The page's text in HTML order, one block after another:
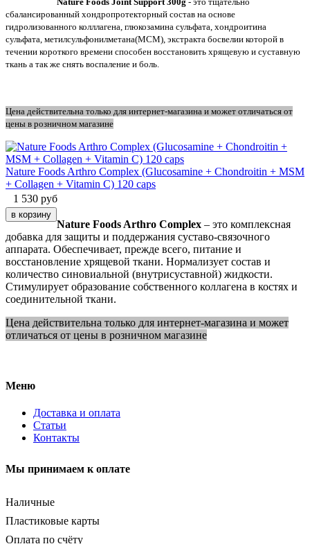
сбалансированный хондропротекторный состав на основе
гидролизованного колллагена, глюкозамина сульфата, хондроитина
сульфата, метилсульфонилметана(МСМ), экстракта босвелии которой в
течении короткого времени способен восстановить хрящевую и суставную
ткань а так же снять воспаление и боль.
Цена действительна только для интернет-магазина и может отличаться от
цены в розничном магазине
Nature Foods Arthro Complex (Glucosamine + Chondroitin + MSM
+ Collagen + Vitamin C) 120 caps
1 530 руб
Nature Foods Arthro Complex – это комплексная
добавка для защиты и поддержания суставо-связочного
аппарата. Обеспечивает, прежде всего, питание и
восстановление хрящевой ткани. Нормализует состав и
количество синовиальной (внутрисуставной) жидкости.
Стимулирует образование собственного коллагена в костях и
соединительной ткани.
Цена действительна только для интернет-магазина и может
отличаться от цены в розничном магазине
Меню
Доставка и оплата
Статьи
Контакты
Мы принимаем к оплате
Наличные
Пластиковые карты
Оплата по счёту